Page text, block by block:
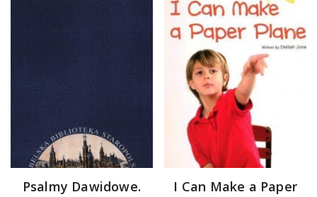
Psalmy Dawidowe.
I Can Make a Paper